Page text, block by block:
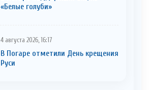
«Белые голуби»
4 августа 2026, 16:17
В Погаре отметили День крещения
Руси